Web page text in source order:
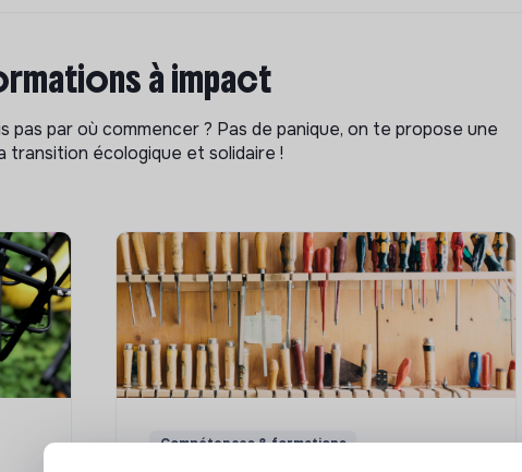
à impact
par où commencer ? Pas de panique, on te propose une
écologique et solidaire !
Compétences & formations